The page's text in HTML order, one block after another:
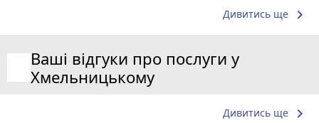
Дивитись ще keyboard_arrow_right
Ваші відгуки про послуги у
Хмельницькому
Дивитись ще keyboard_arrow_right